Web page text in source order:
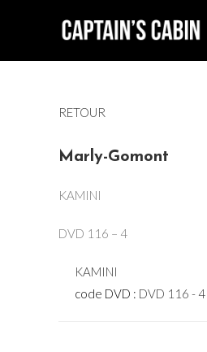
RETOUR
Marly-Gomont
KAMINI
DVD 116 – 4
KAMINI
code DVD : DVD 116 - 4